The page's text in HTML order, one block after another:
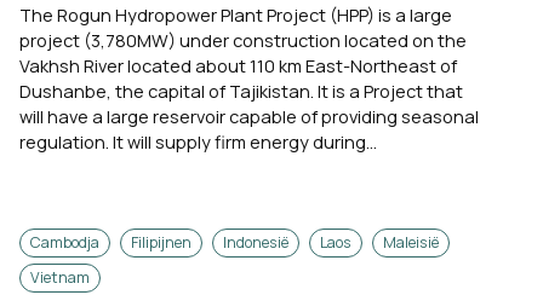
The Rogun Hydropower Plant Project (HPP) is a large
project (3,780MW) under construction located on the
Vakhsh River located about 110 km East-Northeast of
Dushanbe, the capital of Tajikistan. It is a Project that
will have a large reservoir capable of providing seasonal
regulation. It will supply firm energy during...
Cambodja Filipijnen Indonesië Laos
Maleisië
Vietnam